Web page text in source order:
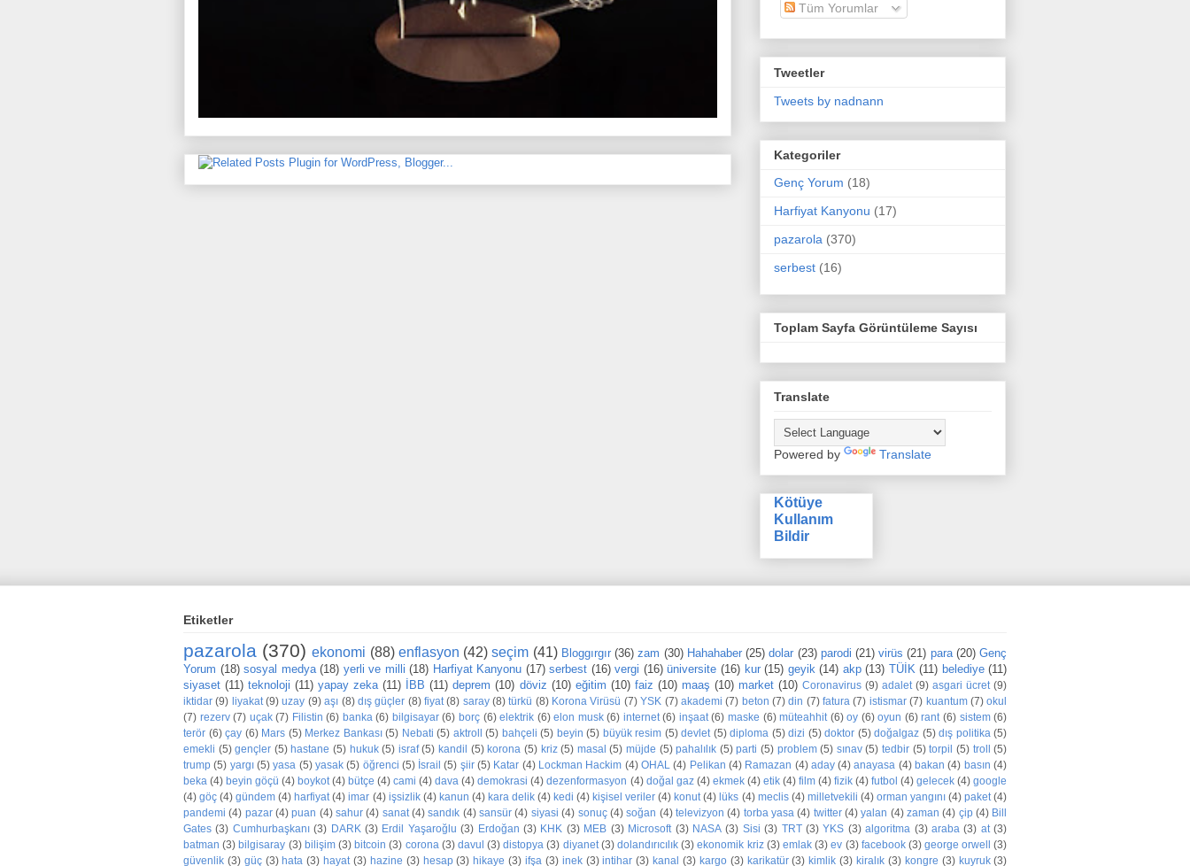
Tüm Yorumlar
Tweetler
Tweets by nadnann
Kategoriler
Genç Yorum (18)
Harfiyat Kanyonu (17)
pazarola (370)
serbest (16)
Toplam Sayfa Görüntüleme Sayısı
Translate
Powered by Translate
Kötüye
Kullanım
Bildir
Etiketler
pazarola (370) ekonomi (88) enflasyon (42) seçim (41) Bloggırgır (36) zam (30) Hahahaber (25) dolar (23) parodi (21) virüs (21) para (20) Genç
Yorum (18) sosyal medya (18) yerli ve milli (18) Harfiyat Kanyonu (17) serbest (16) vergi (16) üniversite (16) kur (15) geyik (14) akp (13) TÜİK (11) belediye (11)
siyaset (11) teknoloji (11) yapay zeka (11) İBB (11) deprem (10) döviz (10) eğitim (10) faiz (10) maaş (10) market (10) Coronavirus (9) adalet (9) asgari ücret (9)
iktidar (9) liyakat (9) uzay (9) aşı (8) dış güçler (8) fiyat (8) saray (8) türkü (8) Korona Virüsü (7) YSK (7) akademi (7) beton (7) din (7) fatura (7) istismar (7) kuantum (7) okul
(7) rezerv (7) uçak (7) Filistin (6) banka (6) bilgisayar (6) borç (6) elektrik (6) elon musk (6) internet (6) inşaat (6) maske (6) müteahhit (6) oy (6) oyun (6) rant (6) sistem (6)
terör (6) çay (6) Mars (5) Merkez Bankası (5) Nebati (5) aktroll (5) bahçeli (5) beyin (5) büyük resim (5) devlet (5) diploma (5) dizi (5) doktor (5) doğalgaz (5) dış politika (5)
emekli (5) gençler (5) hastane (5) hukuk (5) israf (5) kandil (5) korona (5) kriz (5) masal (5) müjde (5) pahalılık (5) parti (5) problem (5) sınav (5) tedbir (5) torpil (5) troll
(5)
trump (5) yargı (5) yasa (5) yasak (5) öğrenci (5) İsrail (5) şiir (5) Katar (4) Lockman Hackim (4) OHAL (4) Pelikan (4) Ramazan (4) aday (4) anayasa (4) bakan (4) basın (4)
beka (4) beyin göçü (4) boykot (4) bütçe (4) cami (4) dava (4) demokrasi (4) dezenformasyon (4) doğal gaz (4) ekmek (4) etik (4) film (4) fizik (4) futbol (4) gelecek (4) google
(4) göç (4) gündem (4) harfiyat (4) imar (4) işsizlik (4) kanun (4) kara delik (4) kedi (4) kişisel veriler (4) konut (4) lüks (4) meclis (4) milletvekili (4) orman yangını (4) paket (4)
pandemi (4) pazar (4) puan (4) sahur (4) sanat (4) sandık (4) sansür (4) siyasi (4) sonuç (4) soğan (4) televizyon (4) torba yasa (4) twitter (4) yalan (4) zaman (4) çip (4) Bill
Gates (3) Cumhurbaşkanı (3) DARK (3) Erdil Yaşaroğlu (3) Erdoğan (3) KHK (3) MEB (3) Microsoft (3) NASA (3) Sisi (3) TRT (3) YKS (3) algoritma (3) araba (3) at (3)
batman (3) bilgisaray (3) bilişim (3) bitcoin (3) corona (3) davul (3) distopya (3) diyanet (3) dolandırıcılık (3) ekonomik kriz (3) emlak (3) ev (3) facebook (3) george orwell
(3)
güvenlik (3) güç (3) hata (3) hayat (3) hazine (3) hesap (3) hikaye (3) ifşa (3) inek (3) intihar (3) kanal (3) kargo (3) karikatür (3) kimlik (3) kiralık (3) kongre (3) kuyruk (3)